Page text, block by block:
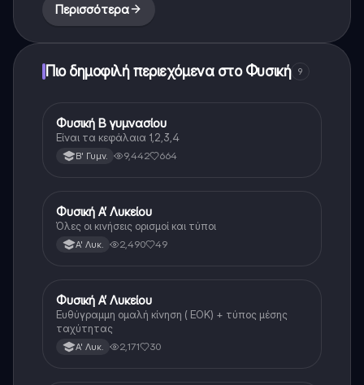
Περισσότερα
Πιο δημοφιλή περιεχόμενα στο Φυσική 9
Φυσική
Φυσική Β γυμνασίου
Είναι τα κεφάλαια 1,2,3,4
Β' Γυμν. 9,442 664
Φυσική
Φυσική Α’ Λυκείου
Όλες οι κινήσεις ορισμοί και τύποι
Α' Λυκ. 2,490 49
Φυσική
Φυσική Α’ Λυκείου
Ευθύγραμμη ομαλή κίνηση ( ΕΟΚ) + τύπος μέσης
ταχύτητας
Α' Λυκ. 2,171 30